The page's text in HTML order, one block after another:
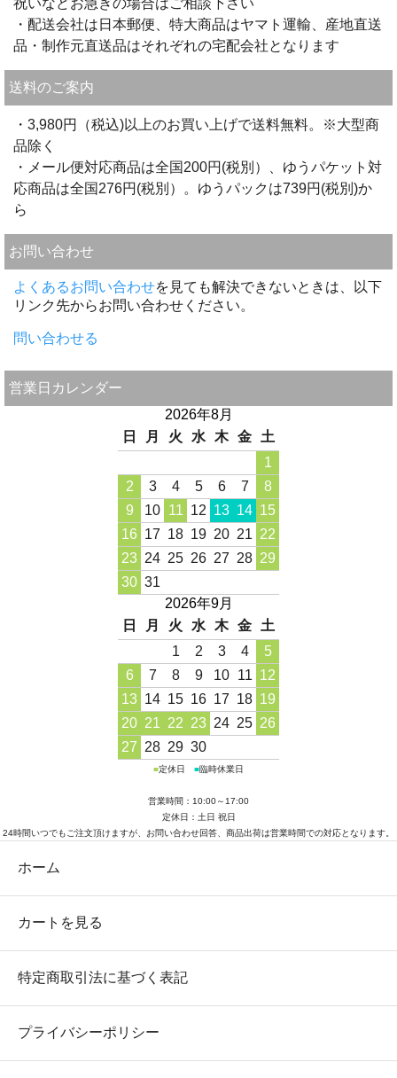
・配送会社は日本郵便、特大商品はヤマト運輸、産地直送
品・制作元直送品はそれぞれの宅配会社となります
送料のご案内
・3,980円（税込)以上のお買い上げで送料無料。※大型商
品除く
・メール便対応商品は全国200円(税別）、ゆうパケット対
応商品は全国276円(税別）。ゆうパックは739円(税別)か
ら
お問い合わせ
よくあるお問い合わせを見ても解決できないときは、以下
リンク先からお問い合わせください。
問い合わせる
営業日カレンダー
2026年8月
日
月 火 水 木 金
土
1
2
3 4 5 6 7
8
9
10 11 12 13 14 15
16 17 18 19 20 21 22
23 24 25 26 27 28 29
30 31
2026年9月
日
月 火 水 木 金
土
1
2 3 4
5
6
7 8 9 10 11 12
13 14 15 16 17 18 19
20 21 22 23 24 25 26
27 28 29 30
■定休日 ■臨時休業日
営業時間：10:00～17:00
定休日：土日 祝日
24時間いつでもご注文頂けますが、お問い合わせ回答、商品出荷は営業時間での対応となります。
ホーム
カートを見る
特定商取引法に基づく表記
プライバシーポリシー